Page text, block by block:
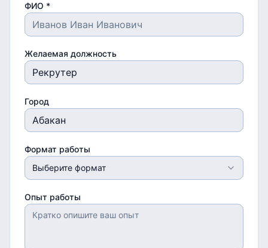
ФИО *
Желаемая должность
Город
Формат работы
Выберите формат
Опыт работы